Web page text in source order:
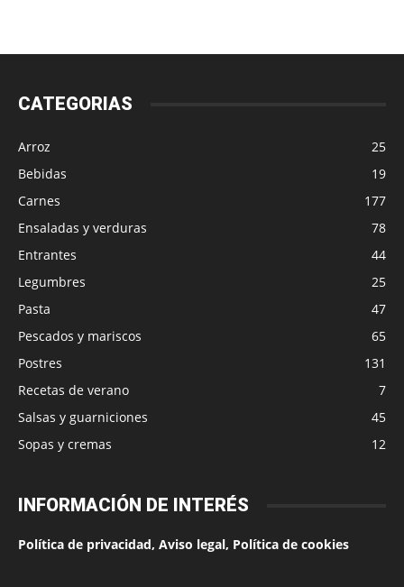
CATEGORIAS
Arroz
25
Bebidas
19
Carnes
177
Ensaladas y verduras
78
Entrantes
44
Legumbres
25
Pasta
47
Pescados y mariscos
65
Postres
131
Recetas de verano
7
Salsas y guarniciones
45
Sopas y cremas
12
INFORMACIÓN DE INTERÉS
Política de privacidad, Aviso legal, Política de cookies